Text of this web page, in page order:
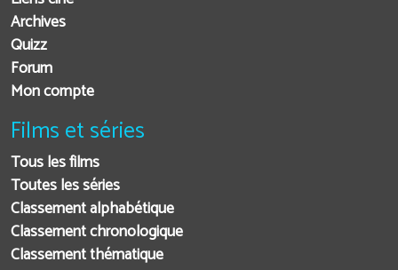
Archives
Quizz
Forum
Mon compte
Films et séries
Tous les films
Toutes les séries
Classement alphabétique
Classement chronologique
Classement thématique